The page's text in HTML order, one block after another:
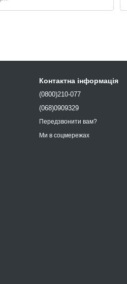
Контактна інформація
(0800)210-077
(068)0909329
Передзвонити вам?
Ми в соцмережах